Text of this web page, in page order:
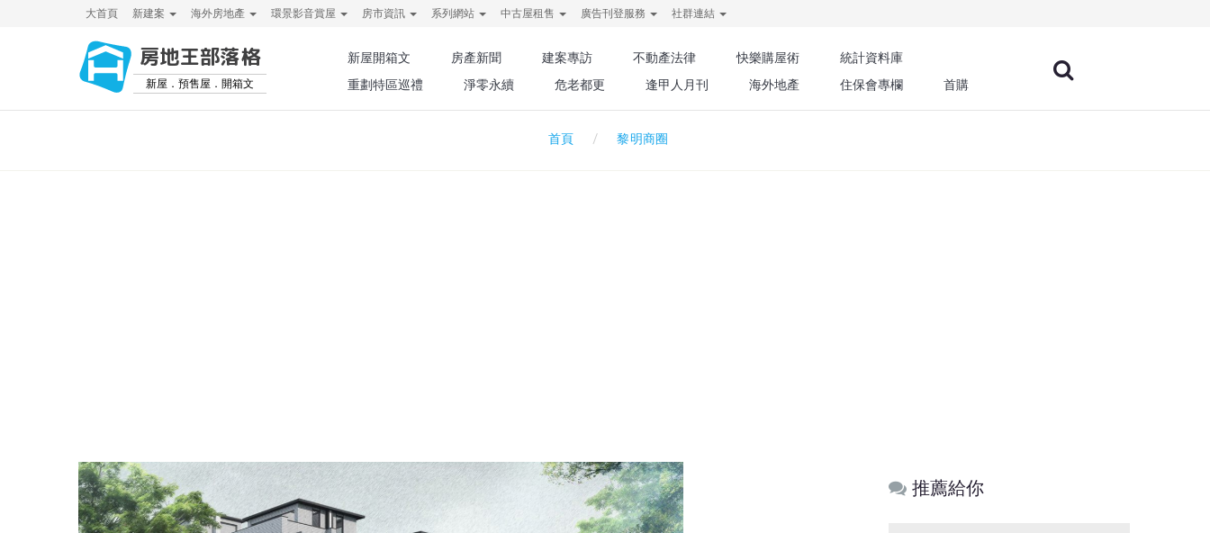
大首頁 新建案 海外房地產 環景影音賞屋 房市資訊 系列網站 中古屋租售 廣告刊登服務 社群連結
房地王部落格
新屋．預售屋．開箱文
新屋開箱文 房產新聞 建案專訪 不動產法律 快樂購屋術
統計資料庫
重劃特區巡禮
淨零永續 危老都更 逢甲人月刊 海外地產 住保會專欄 首購
首頁 黎明商圈
推薦給你